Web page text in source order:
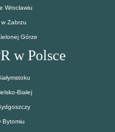
Wrocławiu
Zabrzu
Górze
w Polsce
Białej
Bytomiu